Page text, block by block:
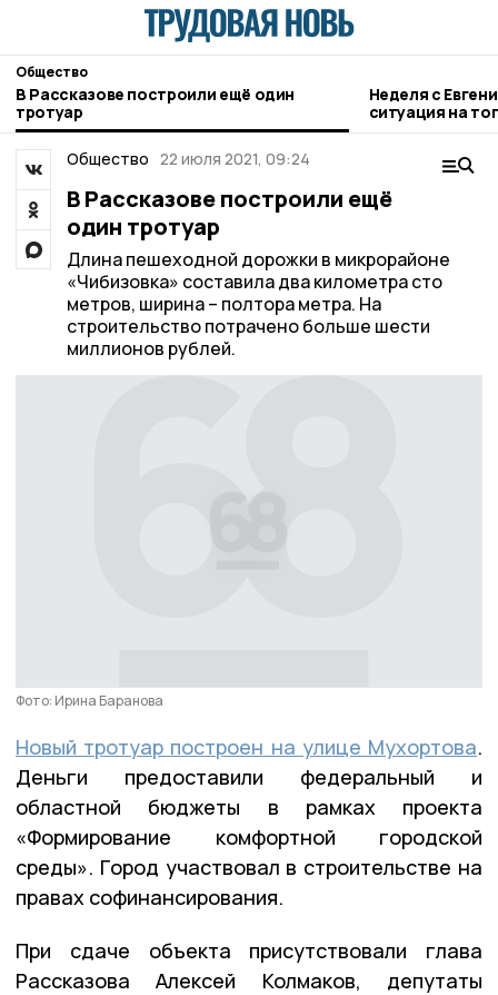
Общество
В Рассказове построили ещё один
тротуар
Неделя с
ситуация на
городе и
Общество 22 июля 2021, 09:24
В Рассказове построили ещё
один тротуар
Длина пешеходной дорожки в микрорайоне
«Чибизовка» составила два километра сто
метров, ширина – полтора метра. На
строительство потрачено больше шести
миллионов рублей.
Фото: Ирина Баранова
Новый тротуар построен на улице Мухортова.
Деньги предоставили федеральный и
областной бюджеты в рамках проекта
«Формирование комфортной городской
среды». Город участвовал в строительстве на
правах софинансирования.
При сдаче объекта присутствовали глава
Рассказова Алексей Колмаков, депутаты